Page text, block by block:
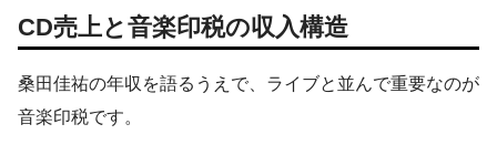
CD売上と音楽印税の収入構造
桑田佳祐の年収を語るうえで、ライブと並んで重要なのが
音楽印税です。